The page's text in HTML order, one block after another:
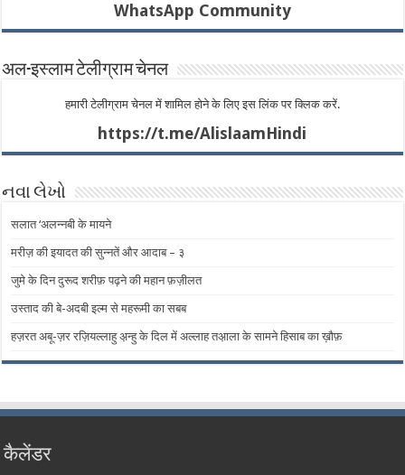
WhatsApp Community
अल-इस्लाम टेलीग्राम चेनल
हमारी टेलीग्राम चेनल में शामिल होने के लिए इस लिंक पर क्लिक करें.
https://t.me/AlislaamHindi
નવા લેખો
सलात ‘अलन्नबी के मायने
मरीज़ की इयादत की सुन्नतें और आदाब – ​​३
जुमे के दिन दुरूद शरीफ़ पढ़ने की महान फ़ज़ीलत
उस्ताद की बे-अदबी इल्म से महरूमी का सबब
हज़रत अबू-ज़र रज़ियल्लाहु अ़न्हु के दिल में अल्लाह तअ़ाला के सामने हिसाब का ख़ौफ़
कैलेंडर